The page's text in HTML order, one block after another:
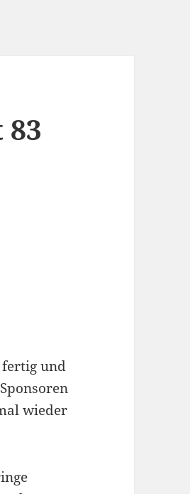
fertig und
wieder